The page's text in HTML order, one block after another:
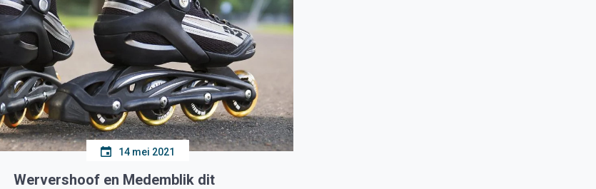
14 mei 2021
Wervershoof en Medemblik dit